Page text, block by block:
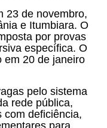
23 de novembro,
e Itumbiara. O
por provas
específica. O
em 20 de janeiro
pelo sistema
rede pública,
com deficiência,
para